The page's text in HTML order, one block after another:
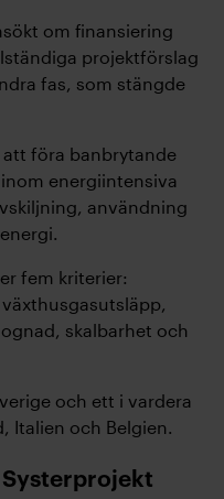
om finansiering
projektförslag
fas, som stängde
föra banbrytande
energiintensiva
användning
fem kriterier:
skalbarhet och
och ett i vardera
Italien och Belgien.